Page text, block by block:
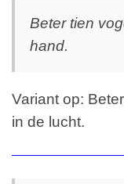
Beter tien
hand.
Variant op:
in de lucht.